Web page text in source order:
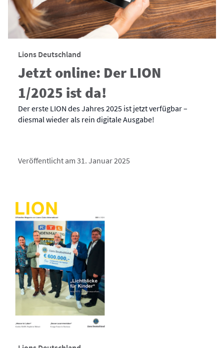
Lions Deutschland
Jetzt online: Der LION
1/2025 ist da!
Der erste LION des Jahres 2025 ist jetzt verfügbar –
diesmal wieder als rein digitale Ausgabe!
Veröffentlicht am 31. Januar 2025